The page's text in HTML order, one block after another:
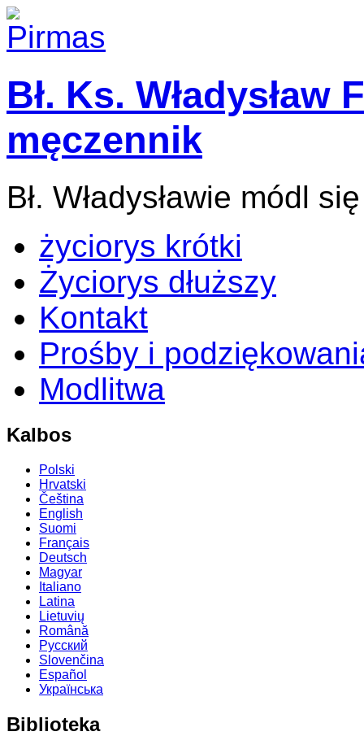
Bł. Ks. Władysław
męczennik
Bł. Władysławie módl
życiorys krótki
Życiorys dłuższy
Kontakt
Prośby i
Modlitwa
Kalbos
Polski
Hrvatski
Čeština
English
Suomi
Français
Deutsch
Magyar
Italiano
Latina
Lietuvių
Română
Русский
Slovenčina
Español
Українська
Biblioteka